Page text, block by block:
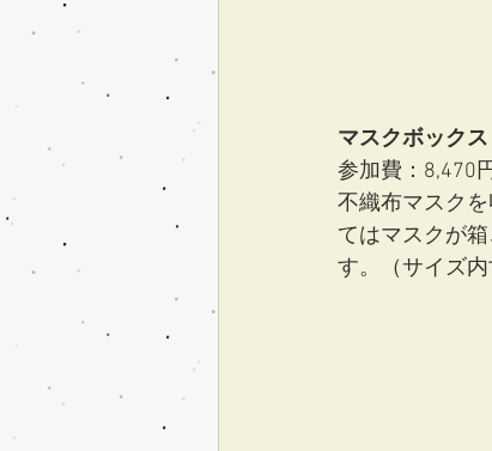
マスクボックス
参加費：8,470
不織布マスク
てはマスクが
す。（サイズ内